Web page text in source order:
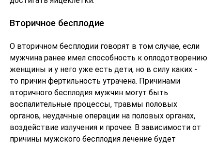
Вторичное бесплодие
О вторичном бесплодии говорят в том случае, если
мужчина ранее имел способность к оплодотворению
женщины и у него уже есть дети, но в силу каких -
то причин фертильность утрачена. Причинами
вторичного бесплодия мужчин могут быть
воспалительные процессы, травмы половых
органов, неудачные операции на половых органах,
воздействие излучения и прочее. В зависимости от
причины мужского бесплодия лечение будет